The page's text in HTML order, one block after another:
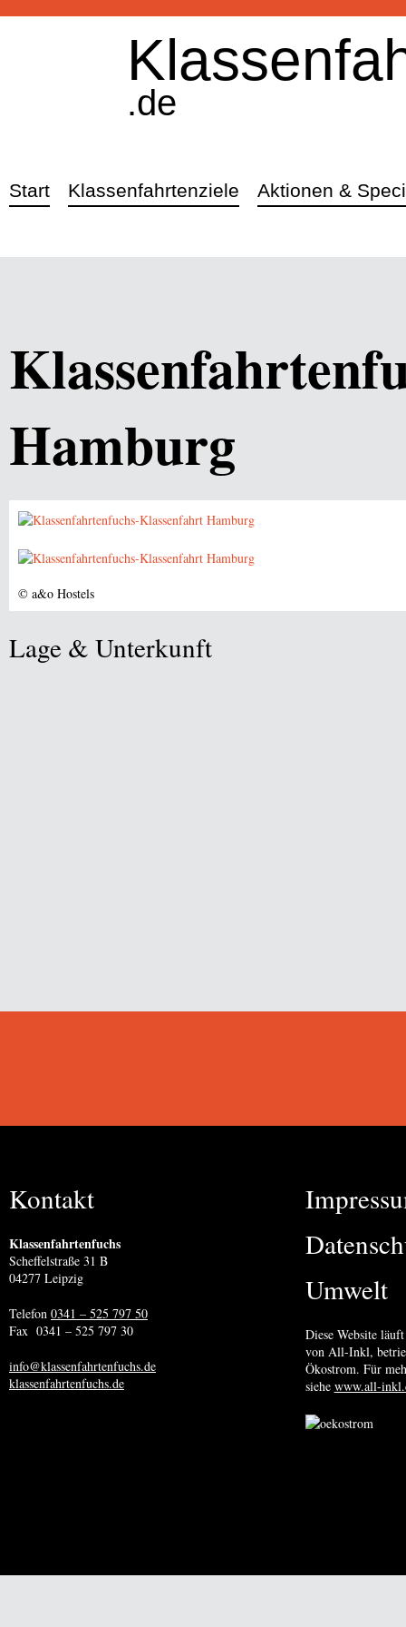
.de
Start Klassenfahrtenziele Aktionen &
Hamburg
© a&o Hostels
Lage & Unterkunft
Kontakt
Klassenfahrtenfuchs
Scheffelstraße 31 B
04277 Leipzig
Telefon 0341 – 525 797 50
Fax 0341 – 525 797 30
info@klassenfahrtenfuchs.de
klassenfahrtenfuchs.de
Umwelt
Diese Website
von All-Inkl,
Ökostrom. Für
siehe www.all-